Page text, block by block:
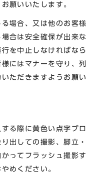
願いいたします。
場合、又は他のお客様
合は安全確保が出来な
を中止しなければなら
にはマナーを守り、列
ただきますようお願い
る際に黄色い点字ブロ
出しての撮影、脚立・
ってフラッシュ撮影す
めください。